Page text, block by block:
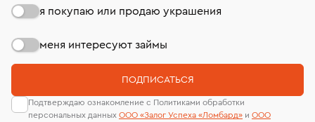
я покупаю или продаю украшения
меня интересуют займы
ПОДПИСАТЬСЯ
Подтверждаю ознакомление с Политиками обработки
персональных данных ООО «Залог Успеха «Ломбард» и ООО